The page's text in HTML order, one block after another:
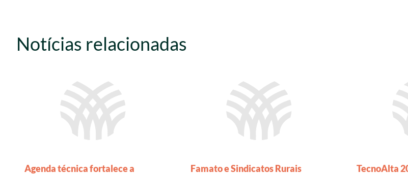
Notícias relacionadas
Agenda técnica fortalece a
Famato e Sindicatos Rurais
TecnoAlta